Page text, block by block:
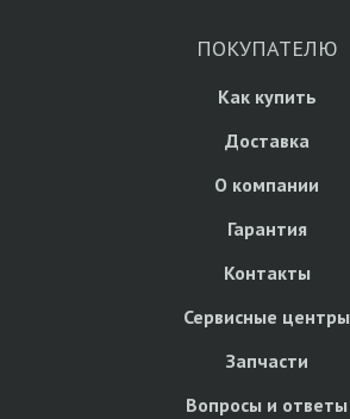
ПОКУПАТЕЛЮ
Как купить
Доставка
О компании
Гарантия
Контакты
Сервисные центры
Запчасти
Вопросы и ответы